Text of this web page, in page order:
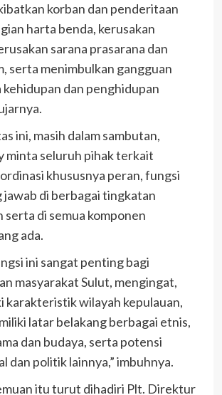
korban dan penderitaan
harta benda, kerusakan
sarana prasarana dan
serta menimbulkan gangguan
dan penghidupan
ini, masih dalam sambutan,
minta seluruh pihak terkait
khususnya peran, fungsi
jawab di berbagai tingkatan
di semua komponen
ada.
ini sangat penting bagi
masyarakat Sulut, mengingat,
karakteristik wilayah kepulauan,
latar belakang berbagai etnis,
dan budaya, serta potensi
dan politik lainnya,” imbuhnya.
itu turut dihadiri Plt. Direktur